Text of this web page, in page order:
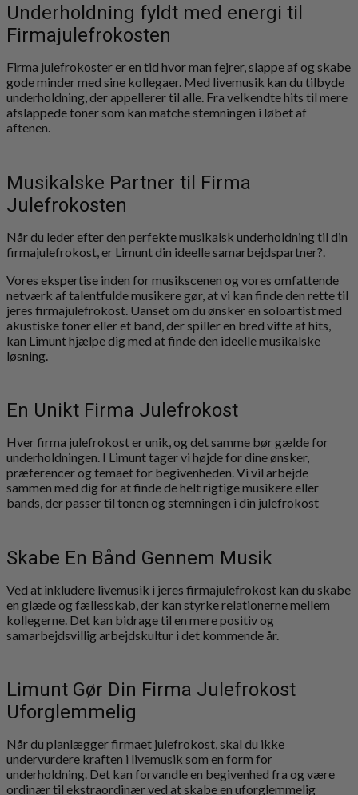
Underholdning fyldt med energi til
Firmajulefrokosten
Firma julefrokoster er en tid hvor man fejrer, slappe af og skabe
gode minder med sine kollegaer. Med livemusik kan du tilbyde
underholdning, der appellerer til alle. Fra velkendte hits til mere
afslappede toner som kan matche stemningen i løbet af
aftenen.
Musikalske Partner til Firma
Julefrokosten
Når du leder efter den perfekte musikalsk underholdning til din
firmajulefrokost, er Limunt din ideelle samarbejdspartner?.
Vores ekspertise inden for musikscenen og vores omfattende
netværk af talentfulde musikere gør, at vi kan finde den rette til
jeres firmajulefrokost. Uanset om du ønsker en soloartist med
akustiske toner eller et band, der spiller en bred vifte af hits,
kan Limunt hjælpe dig med at finde den ideelle musikalske
løsning.
En Unikt Firma Julefrokost
Hver firma julefrokost er unik, og det samme bør gælde for
underholdningen. I Limunt tager vi højde for dine ønsker,
præferencer og temaet for begivenheden. Vi vil arbejde
sammen med dig for at finde de helt rigtige musikere eller
bands, der passer til tonen og stemningen i din julefrokost
Skabe En Bånd Gennem Musik
Ved at inkludere livemusik i jeres firmajulefrokost kan du skabe
en glæde og fællesskab, der kan styrke relationerne mellem
kollegerne. Det kan bidrage til en mere positiv og
samarbejdsvillig arbejdskultur i det kommende år.
Limunt Gør Din Firma Julefrokost
Uforglemmelig
Når du planlægger firmaet julefrokost, skal du ikke
undervurdere kraften i livemusik som en form for
underholdning. Det kan forvandle en begivenhed fra og være
ordinær til ekstraordinær ved at skabe en uforglemmelig